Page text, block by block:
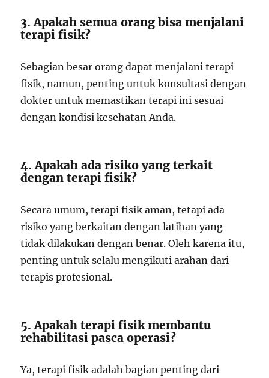
3. Apakah semua orang bisa menjalani
terapi fisik?
Sebagian besar orang dapat menjalani terapi
fisik, namun, penting untuk konsultasi dengan
dokter untuk memastikan terapi ini sesuai
dengan kondisi kesehatan Anda.
4. Apakah ada risiko yang terkait
dengan terapi fisik?
Secara umum, terapi fisik aman, tetapi ada
risiko yang berkaitan dengan latihan yang
tidak dilakukan dengan benar. Oleh karena itu,
penting untuk selalu mengikuti arahan dari
terapis profesional.
5. Apakah terapi fisik membantu
rehabilitasi pasca operasi?
Ya, terapi fisik adalah bagian penting dari